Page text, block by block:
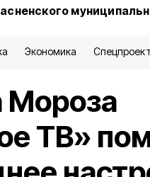
Экономика
Мороза
ТВ»